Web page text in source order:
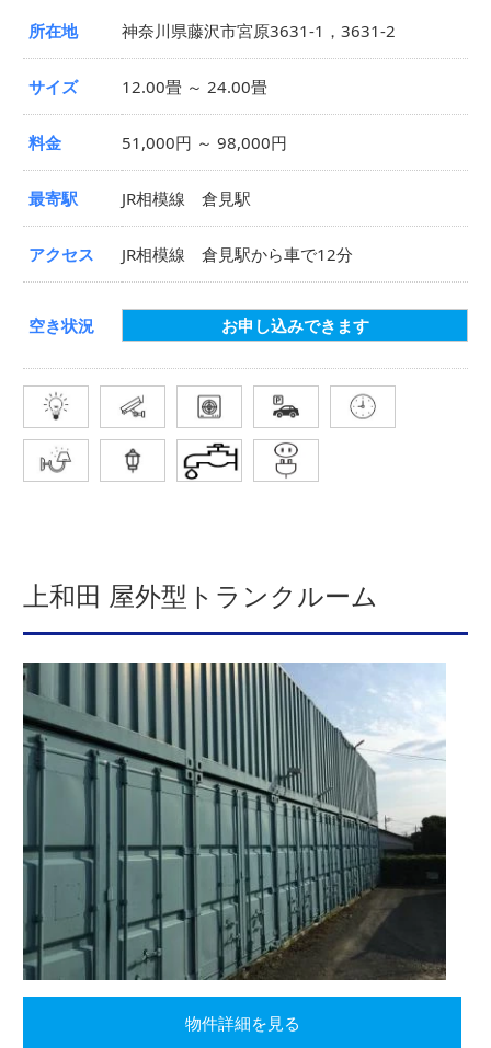
所在地 神奈川県藤沢市宮原3631-1，3631-2
サイズ 12.00畳 ～ 24.00畳
料金 51,000円 ～ 98,000円
最寄駅 JR相模線 倉見駅
アクセス JR相模線 倉見駅から車で12分
空き状況 お申し込みできます
上和田 屋外型トランクルーム
物件詳細を見る